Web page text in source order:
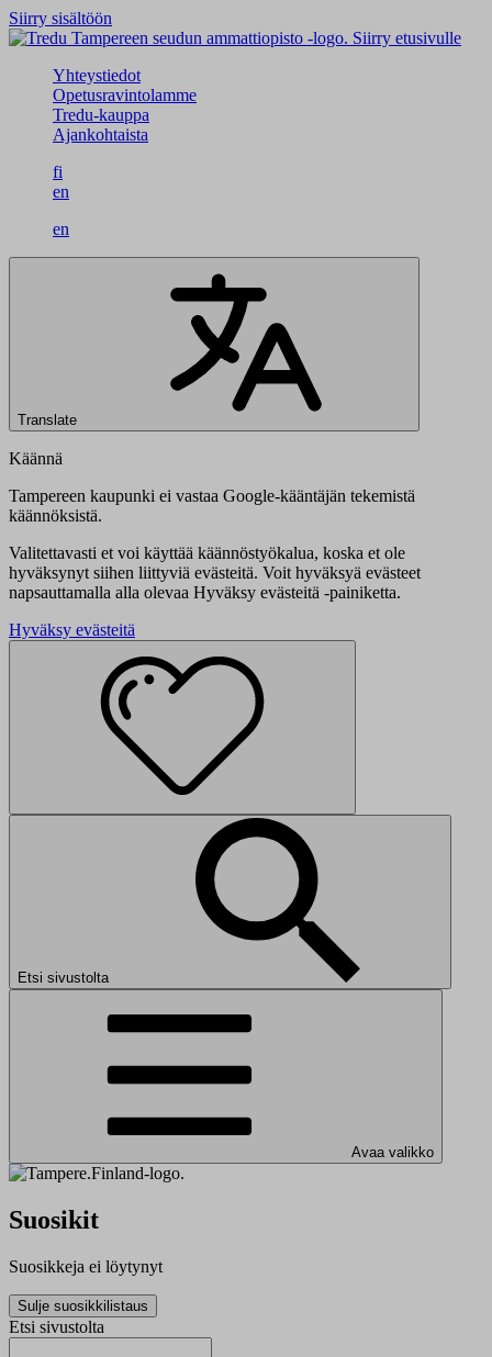
Siirry sisältöön
Siirry etusivulle
Yhteystiedot
Opetusravintolamme
Tredu-kauppa
Ajankohtaista
fi
en
en
Translate
Käännä
Tampereen kaupunki ei vastaa Google-kääntäjän tekemistä
käännöksistä.
Valitettavasti et voi käyttää käännöstyökalua, koska et ole
hyväksynyt siihen liittyviä evästeitä. Voit hyväksyä evästeet
napsauttamalla alla olevaa Hyväksy evästeitä -painiketta.
Hyväksy evästeitä
Etsi sivustolta
Avaa valikko
Suosikit
Suosikkeja ei löytynyt
Sulje suosikkilistaus
Etsi sivustolta